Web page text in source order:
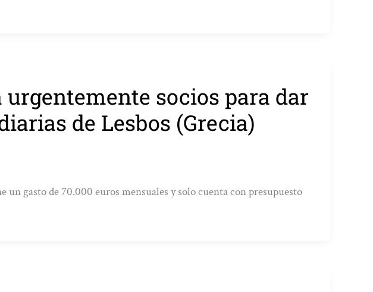
socios para dar
de Lesbos (Grecia)
gasto de 70.000 euros mensuales y solo cuenta con presupuesto